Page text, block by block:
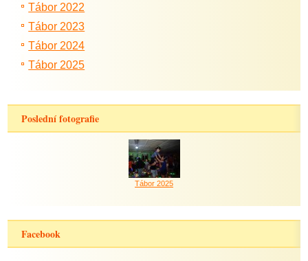
Tábor 2022
Tábor 2023
Tábor 2024
Tábor 2025
Poslední fotografie
Tábor 2025
Facebook